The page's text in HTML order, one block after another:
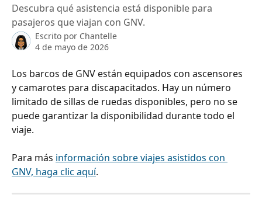
Descubra qué asistencia está disponible para
pasajeros que viajan con GNV.
Escrito por Chantelle
4 de mayo de 2026
Los barcos de GNV están equipados con ascensores
y camarotes para discapacitados. Hay un número
limitado de sillas de ruedas disponibles, pero no se
puede garantizar la disponibilidad durante todo el
viaje.
Para más información sobre viajes asistidos con
GNV, haga clic aquí.